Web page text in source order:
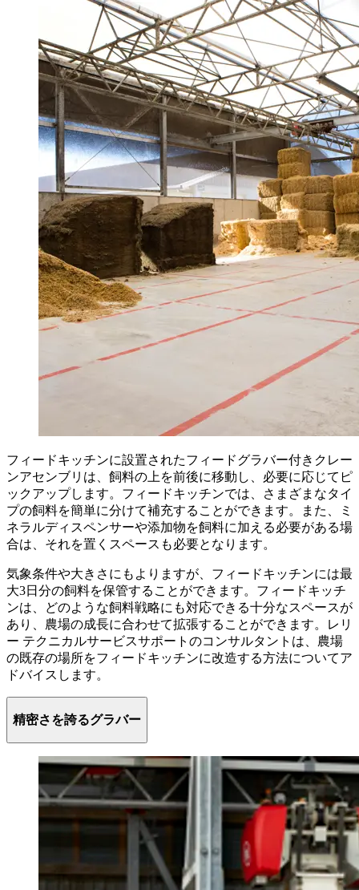
フィードキッチンに設置されたフィードグラバー付きクレー
ンアセンブリは、飼料の上を前後に移動し、必要に応じてピ
ックアップします。フィードキッチンでは、さまざまなタイ
プの飼料を簡単に分けて補充することができます。また、ミ
ネラルディスペンサーや添加物を飼料に加える必要がある場
合は、それを置くスペースも必要となります。
気象条件や大きさにもよりますが、フィードキッチンには最
大3日分の飼料を保管することができます。フィードキッチ
ンは、どのような飼料戦略にも対応できる十分なスペースが
あり、農場の成長に合わせて拡張することができます。レリ
ー テクニカルサービスサポートのコンサルタントは、農場
の既存の場所をフィードキッチンに改造する方法についてア
ドバイスします。
精密さを誇るグラバー